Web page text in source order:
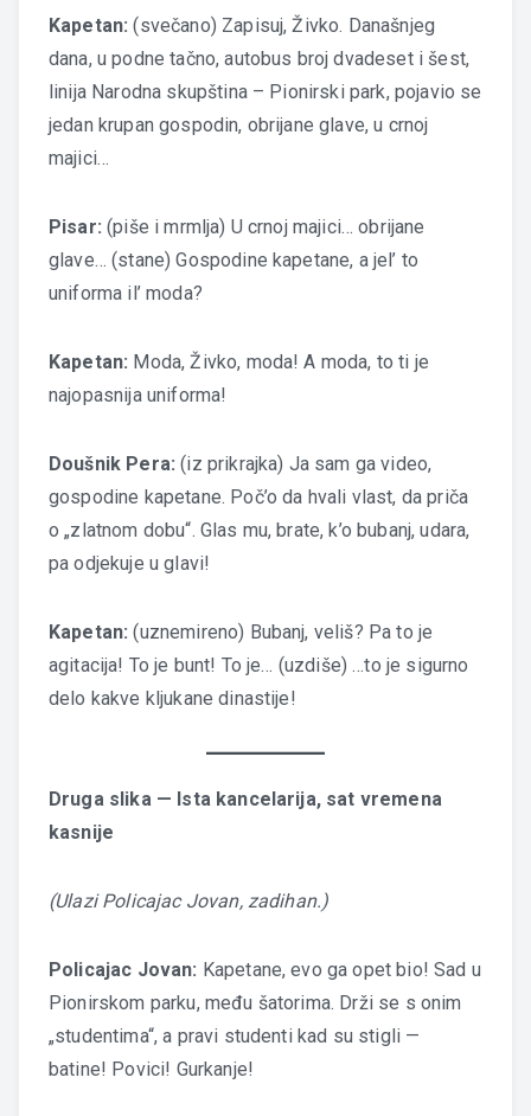
Kapetan: (svečano) Zapisuj, Živko. Današnjeg
dana, u podne tačno, autobus broj dvadeset i šest,
linija Narodna skupština – Pionirski park, pojavio se
jedan krupan gospodin, obrijane glave, u crnoj
majici…
Pisar: (piše i mrmlja) U crnoj majici… obrijane
glave… (stane) Gospodine kapetane, a jel’ to
uniforma il’ moda?
Kapetan: Moda, Živko, moda! A moda, to ti je
najopasnija uniforma!
Doušnik Pera: (iz prikrajka) Ja sam ga video,
gospodine kapetane. Poč’o da hvali vlast, da priča
o „zlatnom dobu“. Glas mu, brate, k’o bubanj, udara,
pa odjekuje u glavi!
Kapetan: (uznemireno) Bubanj, veliš? Pa to je
agitacija! To je bunt! To je… (uzdiše) …to je sigurno
delo kakve kljukane dinastije!
Druga slika — Ista kancelarija, sat vremena
kasnije
(Ulazi Policajac Jovan, zadihan.)
Policajac Jovan: Kapetane, evo ga opet bio! Sad u
Pionirskom parku, među šatorima. Drži se s onim
„studentima“, a pravi studenti kad su stigli —
batine! Povici! Gurkanje!